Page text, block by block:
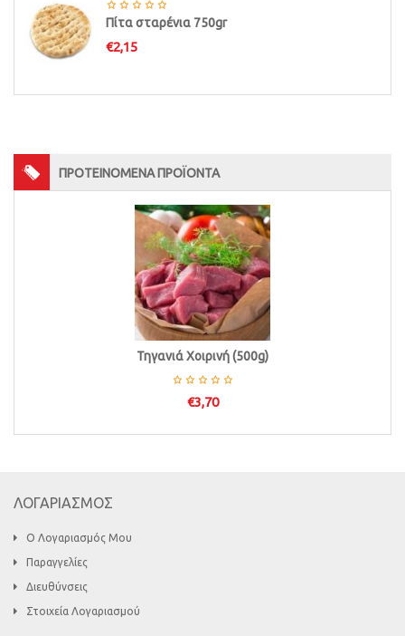
Πίτα σταρένια 750gr
€2,15
ΠΡΟΤΕΙΝΟΜΕΝΑ ΠΡΟΪΟΝΤΑ
Τηγανιά Χοιρινή (500g)
€3,70
ΛΟΓΑΡΙΑΣΜΟΣ
Ο Λογαριασμός Μου
Παραγγελίες
Διευθύνσεις
Στοιχεία Λογαριασμού